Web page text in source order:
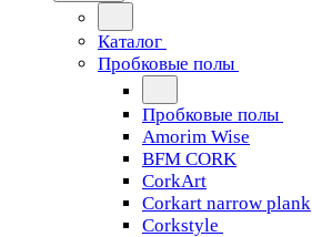
Каталог
Пробковые полы
Пробковые полы
Amorim Wise
BFM CORK
CorkArt
Corkart narrow plank
Corkstyle